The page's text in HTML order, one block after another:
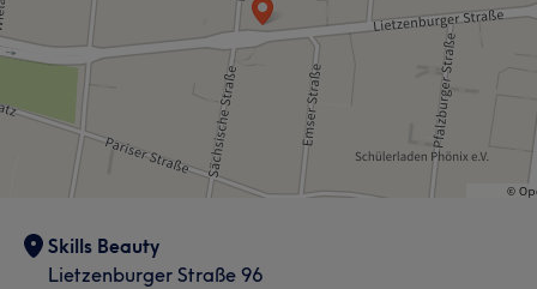
Skills Beauty
Lietzenburger Straße 96